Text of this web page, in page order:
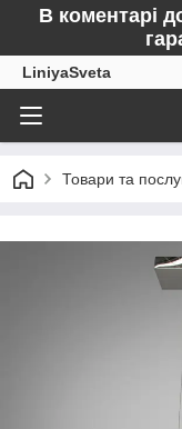
В коментарі
LiniyaSveta
Товари та